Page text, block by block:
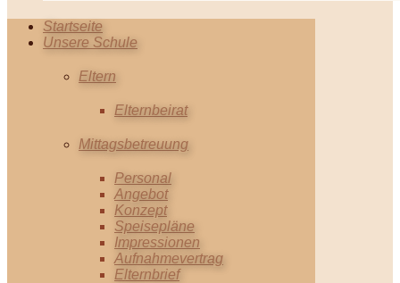
Startseite
Unsere Schule
Eltern
Elternbeirat
Mittagsbetreuung
Personal
Angebot
Konzept
Speisepläne
Impressionen
Aufnahmevertrag
Elternbrief